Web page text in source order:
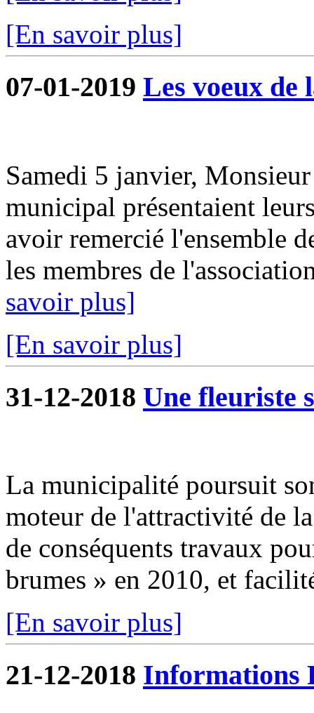
[En savoir plus]
07-01-2019 Les voeux de
Samedi 5 janvier,
municipal présentaient
avoir remercié l'ensemble
les membres de
savoir plus]
[En savoir plus]
31-12-2018 Une fleuriste
La municipalité poursuit
moteur de l'attractivité de
de conséquents travaux
brumes » en 2010, et
[En savoir plus]
21-12-2018 Informations